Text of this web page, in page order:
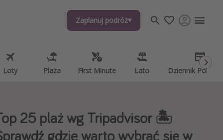
Zaplanuj podróż
Loty Plaża First Minute Lato Dziennik
Zaplanuj podróż
Loty Plaża First Minute Lato Dziennik
ciekawostki, porady podróżnicze
aplikacje podróżnicze
25 plaż wg Tripadvisor 🏝️
gdzie warto wybrać się w